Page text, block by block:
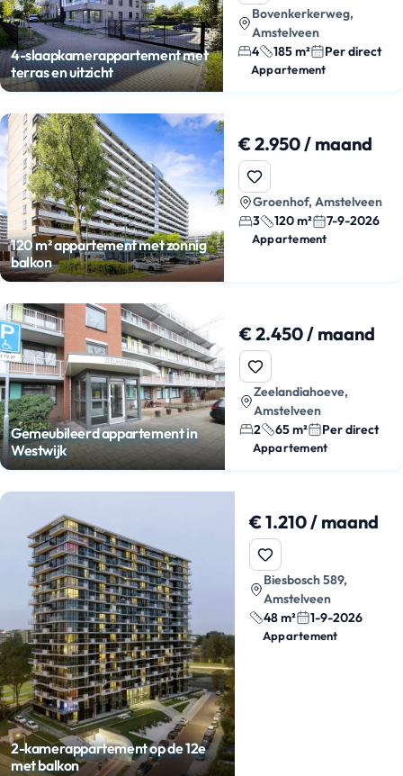
4-slaapkamerappartement met
terras en uitzicht
Bovenkerkerweg,
Amstelveen
4
185 m² Per direct
Appartement
120 m² appartement met zonnig
balkon
€ 2.950 / maand
Groenhof, Amstelveen
3
120 m² 7-9-2026
Appartement
Gemeubileerd appartement in
Westwijk
€ 2.450 / maand
Zeelandiahoeve,
Amstelveen
2
65 m² Per direct
Appartement
2-kamerappartement op de 12e
met balkon
€ 1.210 / maand
Biesbosch 589,
Amstelveen
48 m²
1-9-2026
Appartement